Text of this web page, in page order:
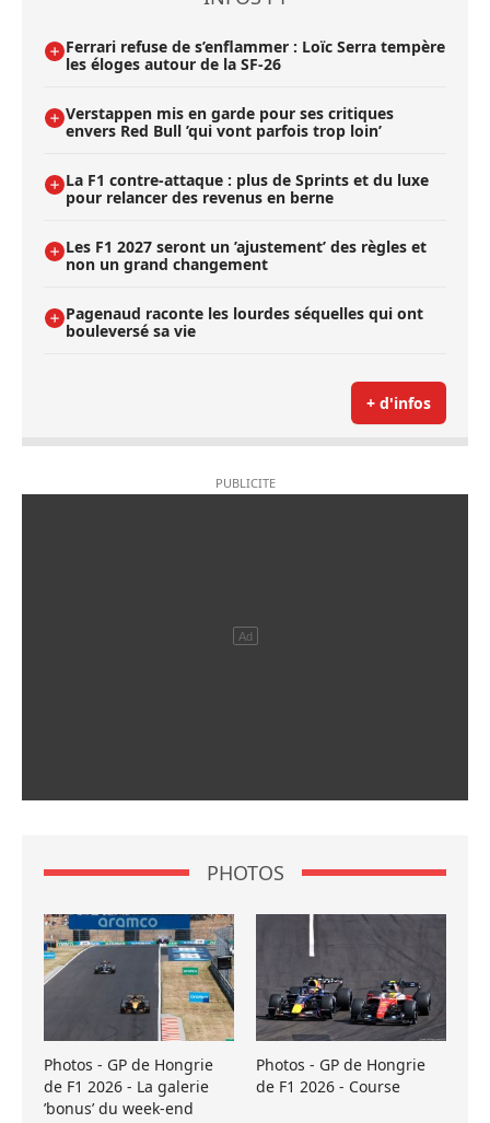
Ferrari refuse de s’enflammer : Loïc Serra tempère
les éloges autour de la SF-26
Verstappen mis en garde pour ses critiques
envers Red Bull ’qui vont parfois trop loin’
La F1 contre-attaque : plus de Sprints et du luxe
pour relancer des revenus en berne
Les F1 2027 seront un ’ajustement’ des règles et
non un grand changement
Pagenaud raconte les lourdes séquelles qui ont
bouleversé sa vie
+ d'infos
PHOTOS
Photos - GP de Hongrie
de F1 2026 - La galerie
’bonus’ du week-end
Photos - GP de Hongrie
de F1 2026 - Course